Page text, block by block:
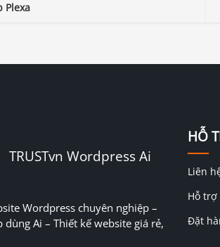
Plexa
TRUSTvn Wordpress Ai
Wordpress chuyên nghiệp –
dùng Ai – Thiết kế website giá rẻ,
HỖ
Liên
Hỗ trợ
Đặt